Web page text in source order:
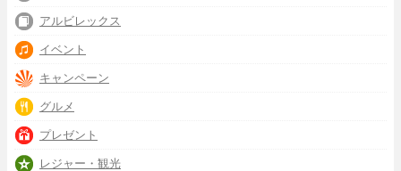
アルビレックス
イベント
キャンペーン
グルメ
プレゼント
レジャー・観光